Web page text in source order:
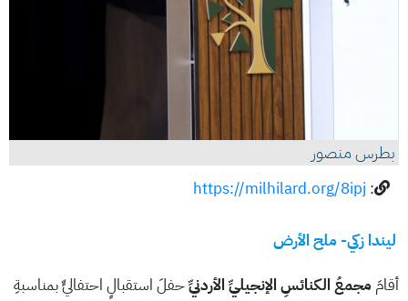
بطرس منصور
:
https://milhilard.org/8ipj
ليندا زكي- ملح الأرض
أقامَ مجمعُ الكنائسِ الإنجيليِّ الأردنيِّحفلَ استقبالٍ احتفاليٍّ بمناسبةِ